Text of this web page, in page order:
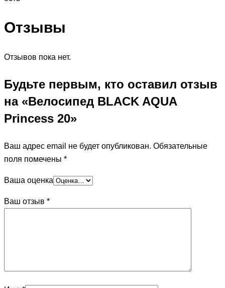
Отзывы
Отзывов пока нет.
Будьте первым, кто оставил отзыв
на «Велосипед BLACK AQUA
Princess 20»
Ваш адрес email не будет опубликован. Обязательные
поля помечены *
Ваша оценка
Ваш отзыв *